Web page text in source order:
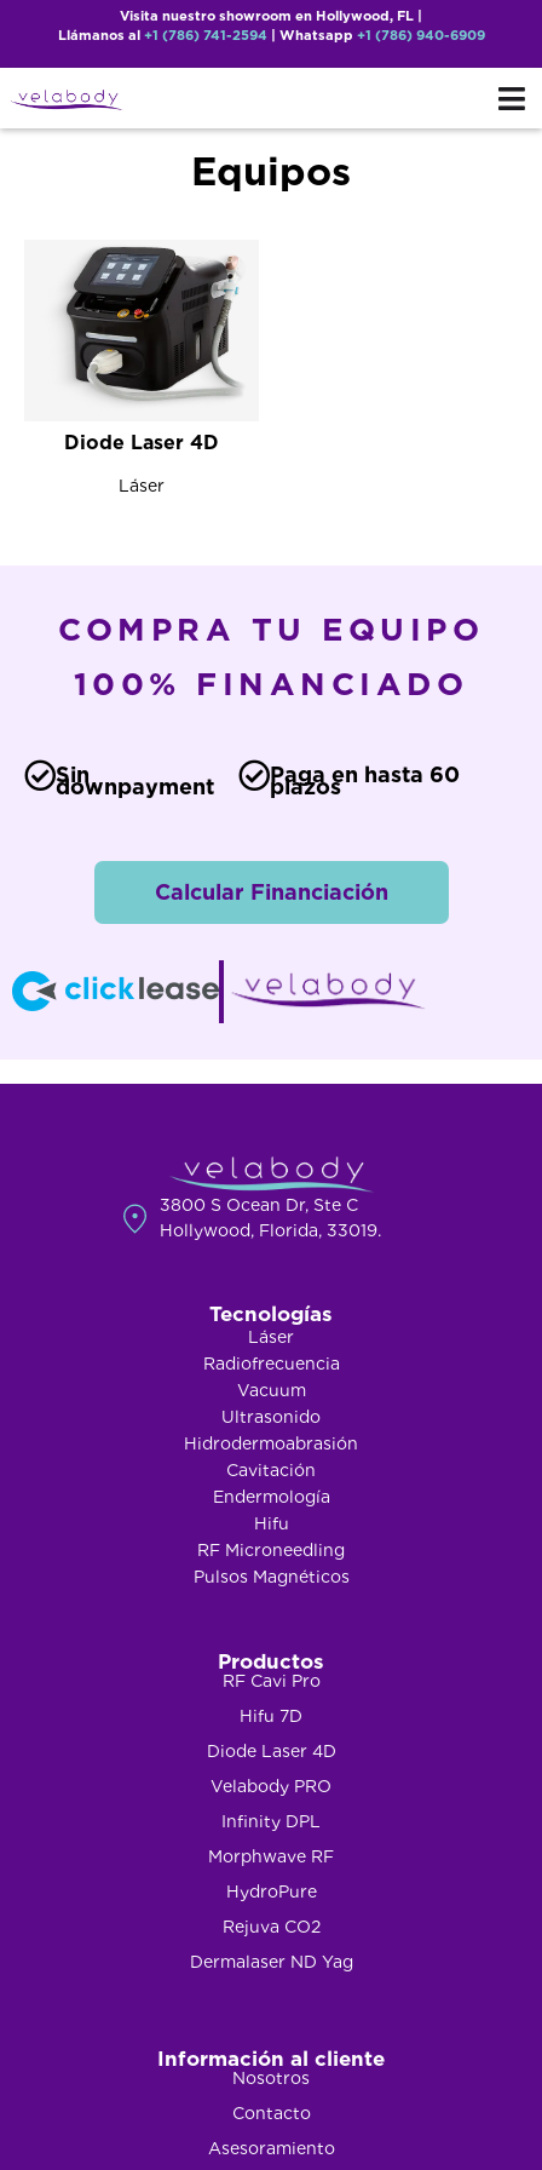
Visita nuestro showroom en Hollywood, FL |
Llámanos al +1 (786) 741-2594| Whatsapp +1 (786) 940-6909
Equipos
Diode Laser 4D
Láser
COMPRA TU EQUIPO
100% FINANCIADO
Sin
downpayment Paga en hasta 60
plazos
Calcular Financiación
3800 S Ocean Dr, Ste C
Hollywood, Florida, 33019.
Tecnologías
Láser
Radiofrecuencia
Vacuum
Ultrasonido
Hidrodermoabrasión
Cavitación
Endermología
Hifu
RF Microneedling
Pulsos Magnéticos
Productos
RF Cavi Pro
Hifu 7D
Diode Laser 4D
Velabody PRO
Infinity DPL
Morphwave RF
HydroPure
Rejuva CO2
Dermalaser ND Yag
Información al cliente
Nosotros
Contacto
Asesoramiento